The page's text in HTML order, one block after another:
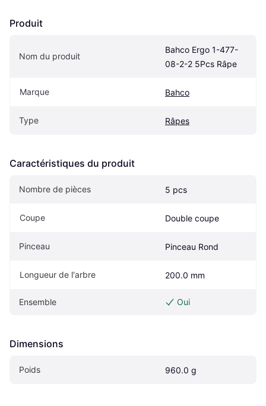
Produit
Nom du produit
Bahco Ergo 1-477-
08-2-2 5Pcs Râpe
Marque Bahco
Type Râpes
Caractéristiques du produit
Nombre de pièces 5 pcs
Coupe Double coupe
Pinceau Pinceau Rond
Longueur de l'arbre 200.0 mm
Ensemble Oui
Dimensions
Poids 960.0 g